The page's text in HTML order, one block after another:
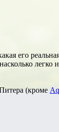
его
легко
(кроме